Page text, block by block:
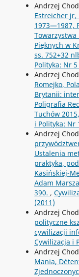
Andrzej
Estreicher jr,
1973—1987,
Towarzystwa
Pięknych w
ss. 752+32
Polityka: Nr
Andrzej
Romejko,
Brytanii:
Poligrafia
Tuchów
i Polityka: Nr
Andrzej
Ustalenia
praktyka,
Kasińskiej-
Adam
390. ,
(2011)
Andrzej
polityczne
cywilizacji
Cywilizacja i
Andrzej
Mania,